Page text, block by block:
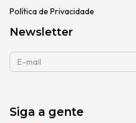
Política de Privacidade
Newsletter
Siga a gente